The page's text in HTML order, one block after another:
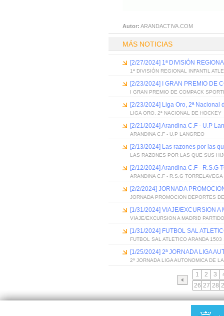
Autor: ARANDACTIVA.COM
MÁS NOTICIAS
[2/27/2024] 1ª DIVISIÓN
1ª DIVISIÓN REGIONAL INFANTIL
[2/23/2024] I GRAN PREMIO DE
I GRAN PREMIO DE COMPACK
[2/23/2024] Liga Oro, 2ª Nacional
LIGA ORO, 2ª NACIONAL DE HOCKEY
[2/21/2024] Arandina C.F - U.P
ARANDINA C.F - U.P LANGREO
[2/13/2024] Las razones por las
LAS RAZONES POR LAS QUE SUS
[2/12/2024] Arandina C.F - R.S.G
ARANDINA C.F - R.S.G TORRELAVEGA
[2/2/2024] JORNADA
JORNADA PROMOCION DEPORTES
[1/31/2024] VIAJE/EXCURSION
VIAJE/EXCURSION A MADRID
[1/31/2024] FUTBOL SAL
FUTBOL SAL ATLETICO ARANDA
[1/25/2024] 2ª JORNADA LIGA
2ª JORNADA LIGA AUTONOMICA DE
1 2 3
26 27 28